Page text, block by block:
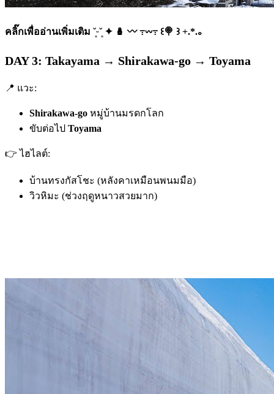
คลิ๊กเพื่ออ่านเพิ่มเติม ˘͈ᵕ˘͈ ✦ 🪆 〰️ ߹𖥦߹ ꒰🍭 ꒱ +.*.｡
DAY 3: Takayama → Shirakawa-go → Toyama
📍 แวะ:
Shirakawa-go หมู่บ้านมรดกโลก
ขับต่อไป Toyama
👉 ไฮไลต์:
บ้านทรงกัสโชะ (หลังคาเหมือนพนมมือ)
วิวหิมะ (ช่วงฤดูหนาวสวยมาก)